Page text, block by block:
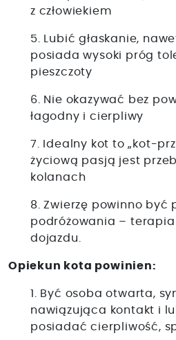
z człowiekiem
5. Lubić głaskanie,
posiada wysoki próg
pieszczoty
6. Nie okazywać bez
łagodny i cierpliwy
7. Idealny kot to „kot-
życiową pasją jest
kolanach
8. Zwierzę powinno być
podróżowania – terapia
dojazdu.
Opiekun kota powinien:
1. Być osoba otwarta,
nawiązująca kontakt i
posiadać cierpliwość,